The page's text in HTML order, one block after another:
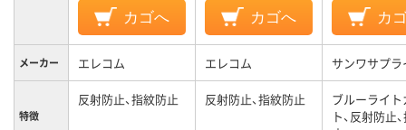
カゴへ カゴへ カ
メーカー エレコム エレコム サンワサプラ
特徴
反射防止、指紋防止 反射防止、指紋防止
ブルーライト
ト、反射防止